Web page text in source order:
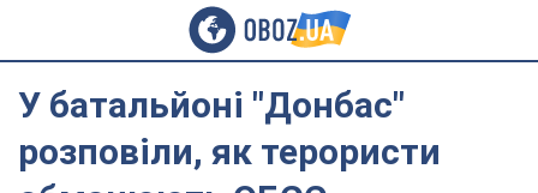
У батальйоні "Донбас"
розповіли, як терористи